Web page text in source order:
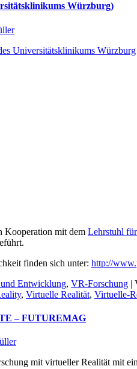
Würzburg)
Universitätsklinikums Würzburg
Kooperation mit dem Lehrstuhl
finden sich unter: http://
Entwicklung, VR-Forschung |
, Virtuelle Realität, Virtuelle-
– FUTUREMAG
mit virtueller Realität mit